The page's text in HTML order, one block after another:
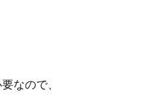
なので、